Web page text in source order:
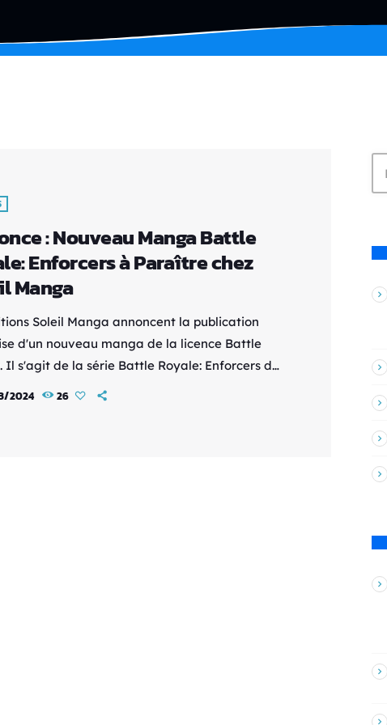
: Nouveau Manga Battle
Enforcers à Paraître chez
Manga
Soleil Manga annoncent la publication
d'un nouveau manga de la licence Battle
Il s'agit de la série Battle Royale: Enforcers de
Le premier tome sortira en France en
2024 26